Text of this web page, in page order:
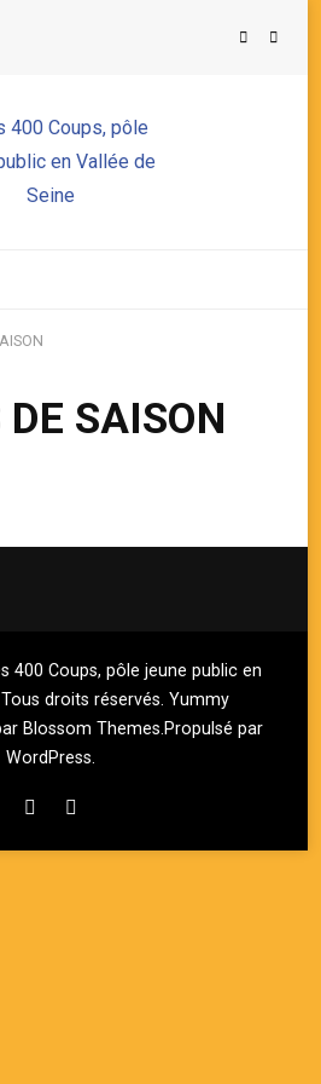
SAISON
400 Coups, pôle jeune public en
. Tous droits réservés. Yummy
Blossom Themes .Propulsé par
WordPress